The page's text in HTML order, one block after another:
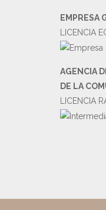
EMPRESA
LICENCIA
AGENCIA
DE LA
LICENCIA